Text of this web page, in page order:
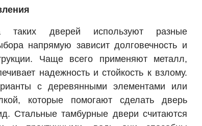
таких дверей используют разные
напрямую зависит долговечность и
Чаще всего применяют металл,
надежность и стойкость к взлому.
с деревянными элементами или
которые помогают сделать дверь
Стальные тамбурные двери считаются